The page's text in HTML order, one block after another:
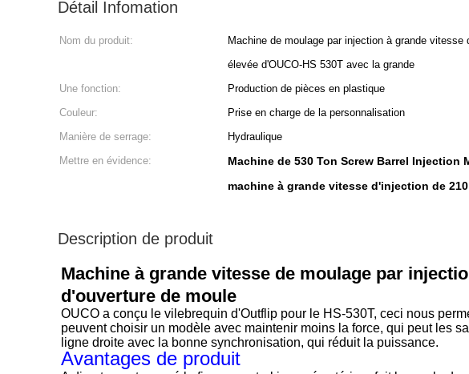
Détail Infomation
Nom du produit:
Machine de moulage par injection à grande vitesse
élevée d'OUCO-HS 530T avec la grande
Une fonction: Production de pièces en plastique
Couleur:
Prise en charge de la personnalisation
Manière de serrage:
Hydraulique
Mettre en évidence:
Machine de 530 Ton Screw Barrel Injection
machine à grande vitesse d'injection de
Description de produit
Machine à grande vitesse de moulage par
d'ouverture de moule
OUCO a conçu le vilebrequin d'Outflip pour le HS-530T, ceci nous
peuvent choisir un modèle avec maintenir moins la force, qui peut les
ligne droite avec la bonne synchronisation, qui réduit la puissance.
Avantages de produit